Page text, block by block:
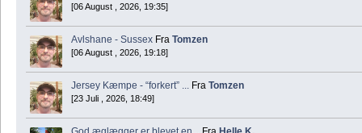
[06 August , 2026, 19:35]
Avlshane - Sussex Fra Tomzen
[06 August , 2026, 19:18]
Jersey Kæmpe - “forkert” ... Fra Tomzen
[23 Juli , 2026, 18:49]